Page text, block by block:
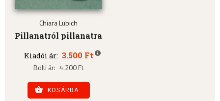
Chiara Lubich
Pillanatról pillanatra
Kiadói ár: 3.500 Ft
Bolti ár: 4.200 Ft
KOSÁRBA